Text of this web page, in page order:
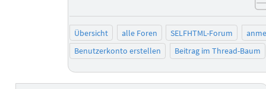
Übersicht alle Foren SELFHTML-Forum
Benutzerkonto erstellen
Beitrag im Thread-Baum